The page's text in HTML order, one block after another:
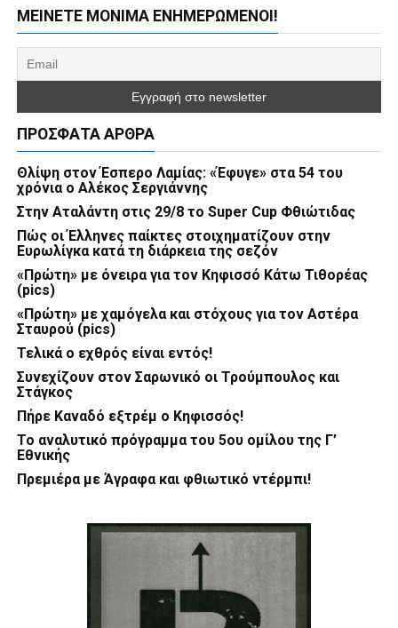
ΜΕΊΝΕΤΕ ΜΌΝΙΜΑ ΕΝΗΜΕΡΏΜΕΝΟΙ!
ΠΡΌΣΦΑΤΑ ΆΡΘΡΑ
Θλίψη στον Έσπερο Λαμίας: «Έφυγε» στα 54 του
χρόνια ο Αλέκος Σεργιάννης
Στην Αταλάντη στις 29/8 το Super Cup Φθιώτιδας
Πώς οι Έλληνες παίκτες στοιχηματίζουν στην
Ευρωλίγκα κατά τη διάρκεια της σεζόν
«Πρώτη» με όνειρα για τον Κηφισσό Κάτω Τιθορέας
(pics)
«Πρώτη» με χαμόγελα και στόχους για τον Αστέρα
Σταυρού (pics)
Τελικά ο εχθρός είναι εντός!
Συνεχίζουν στον Σαρωνικό οι Τρούμπουλος και
Στάγκος
Πήρε Καναδό εξτρέμ ο Κηφισσός!
Το αναλυτικό πρόγραμμα του 5ου ομίλου της Γ’
Εθνικής
Πρεμιέρα με Άγραφα και φθιωτικό ντέρμπι!